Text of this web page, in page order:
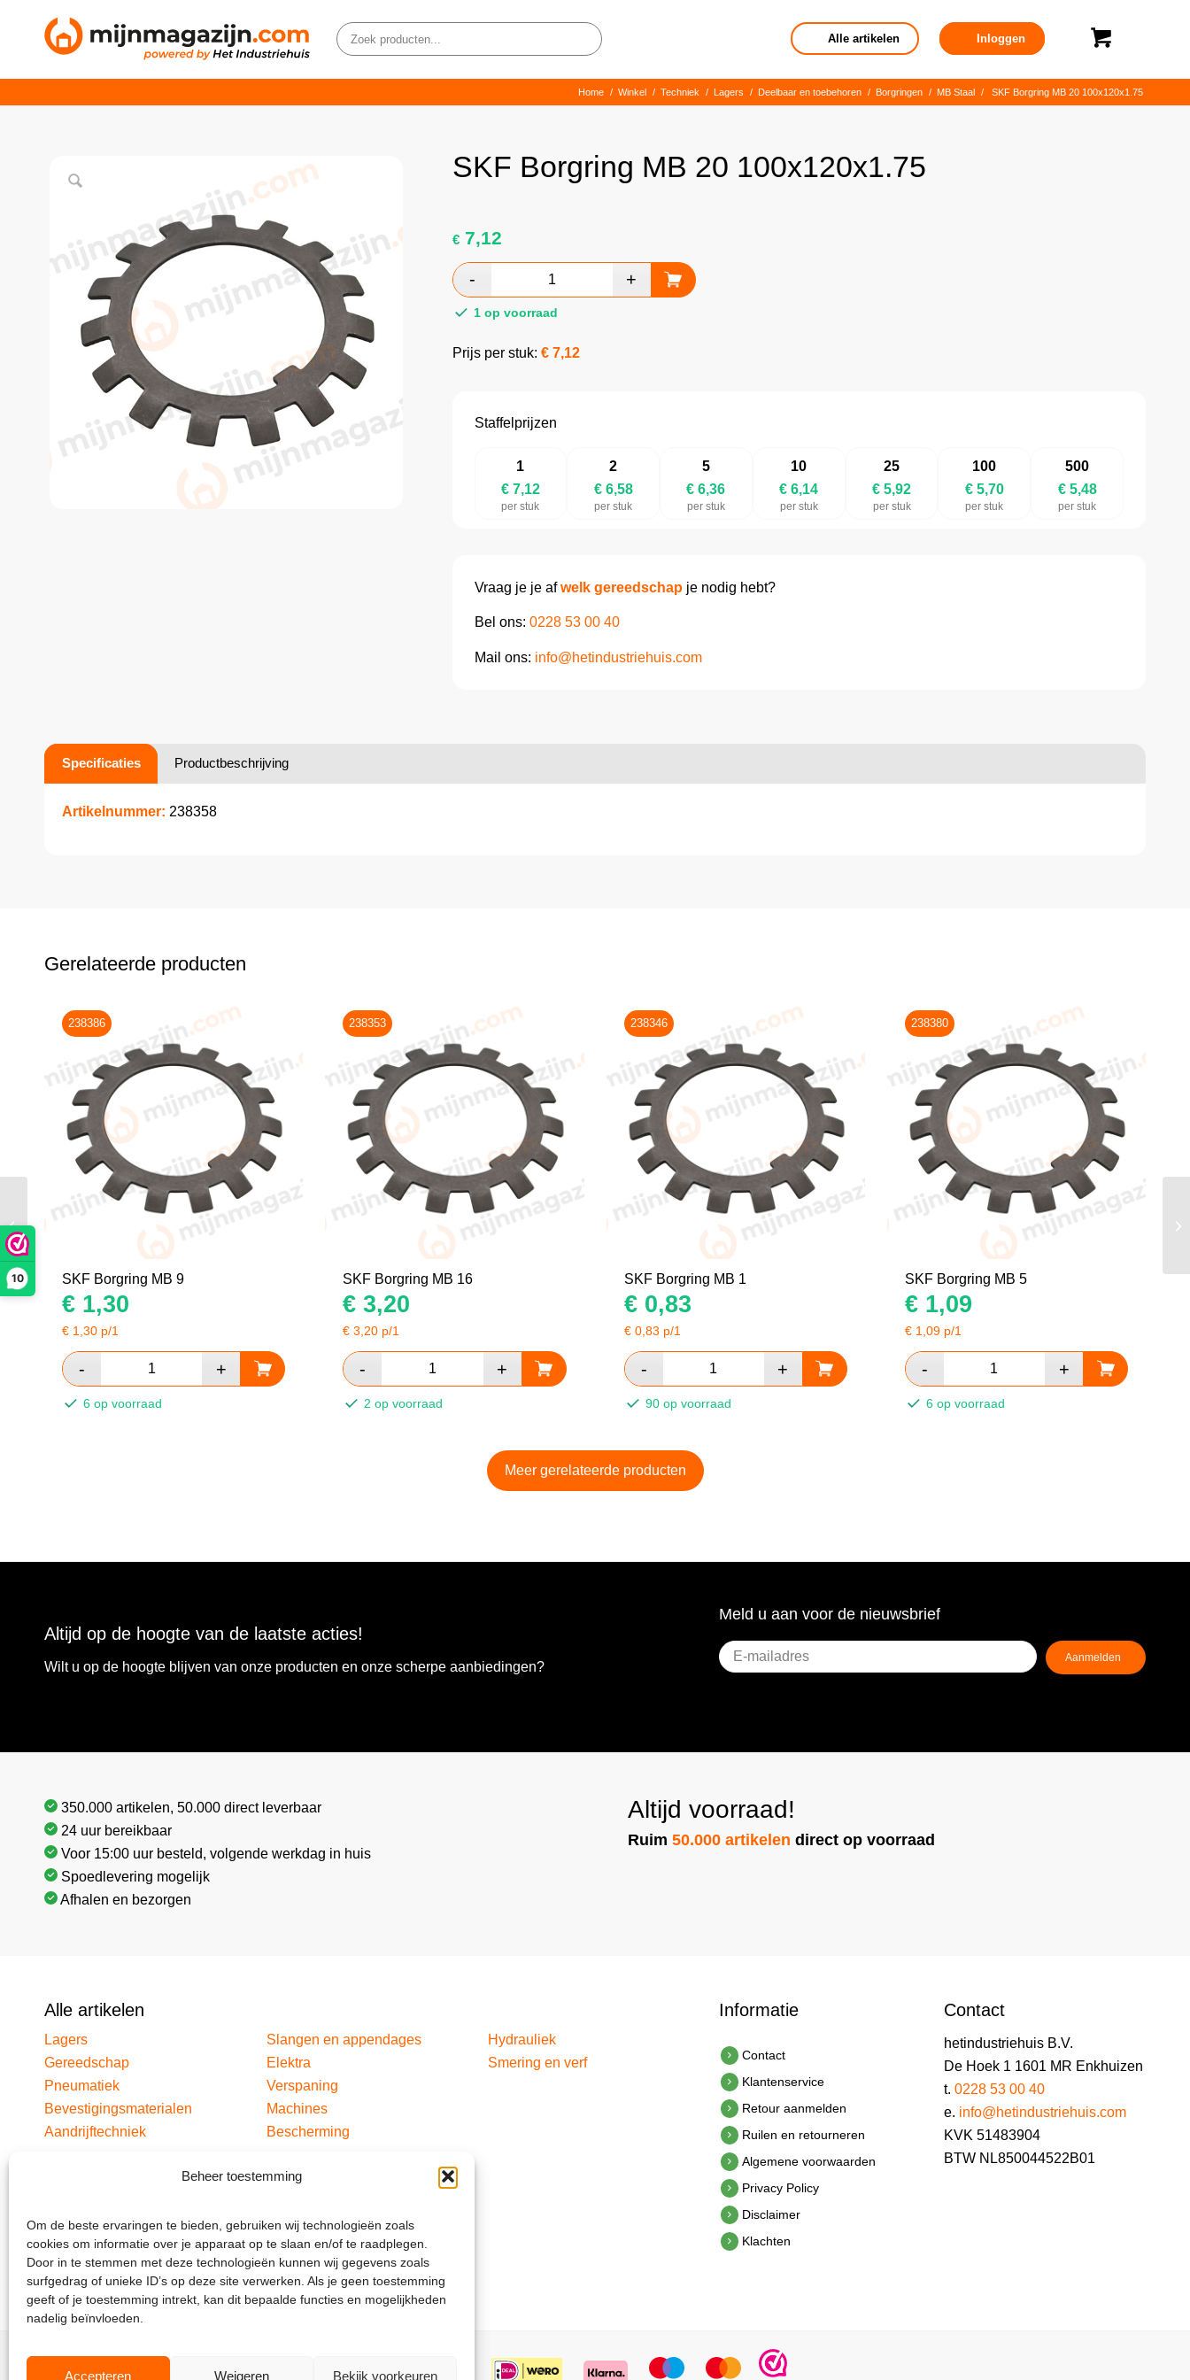
10
Beheer toestemming
Om de beste ervaringen te bieden, gebruiken wij technologieën zoals
cookies om informatie over je apparaat op te slaan en/of te raadplegen.
Door in te stemmen met deze technologieën kunnen wij gegevens zoals
surfgedrag of unieke ID’s op deze site verwerken. Als je geen toestemming
geeft of je toestemming intrekt, kan dit bepaalde functies en mogelijkheden
nadelig beïnvloeden.
Accepteren Weigeren Bekijk voorkeuren
Alle artikelen Inloggen
Home / Winkel / Techniek / Lagers / Deelbaar en toebehoren / Borgringen / MB Staal / SKF Borgring MB 20 100x120x1.75
SKF Borgring MB 20 100x120x1.75
€7,12
1 op voorraad
Prijs per stuk: € 7,12
Staffelprijzen
1
€ 7,12
per stuk
2
€ 6,58
per stuk
5
€ 6,36
per stuk
10
€ 6,14
per stuk
25
€ 5,92
per stuk
100
€ 5,70
per stuk
500
€ 5,48
per stuk
Vraag je je afwelk gereedschapje nodig hebt?
Bel ons: 0228 53 00 40
Mail ons: info@hetindustriehuis.com
Specificaties Productbeschrijving
Artikelnummer: 238358
Gerelateerde producten
238386
SKF Borgring MB 9
€ 1,30
€ 1,30 p/1
6 op voorraad
238353
SKF Borgring MB 16
€ 3,20
€3,20 p/1
2 op voorraad
238346
SKF Borgring MB 1
€0,83
€ 0,83 p/1
90 op voorraad
238380
SKF Borgring MB 5
€1,09
€ 1,09p/1
6 op voorraad
Meer gerelateerde producten
Altijd op de hoogte van de laatste acties!
Wilt u op de hoogte blijven van onze producten en onze scherpe aanbiedingen?
Meld u aan voor de nieuwsbrief
E-
mailadres
350.000 artikelen, 50.000 direct leverbaar
24 uur bereikbaar
Voor 15:00 uur besteld, volgende werkdag in huis
Spoedlevering mogelijk
Afhalen en bezorgen
Altijd voorraad!
Ruim50.000 artikelen direct op voorraad
Alle artikelen
Lagers
Gereedschap
Pneumatiek
Bevestigingsmaterialen
Aandrijftechniek
Slangen en appendages
Elektra
Verspaning
Machines
Bescherming
Hydrauliek
Smering en verf
Informatie
Contact
Klantenservice
Retour aanmelden
Ruilen en retourneren
Algemene voorwaarden
Privacy Policy
Disclaimer
Klachten
Contact
hetindustriehuis B.V.
De Hoek 1 1601 MR Enkhuizen
t. 0228 53 00 40
e. info@hetindustriehuis.com
KVK 51483904
BTW NL850044522B01
SKF Borgring MB 2